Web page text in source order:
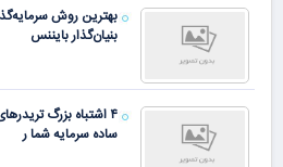
بهترین روش
بنیان‌گذار بایننس
۴ اشتباه بزرگ
ساده سرمایه شما ر